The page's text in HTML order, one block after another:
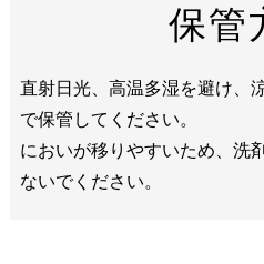
保管
直射日光、高温多湿を避け、
で保管してください。
においが移りやすいため、洗
ないでください。